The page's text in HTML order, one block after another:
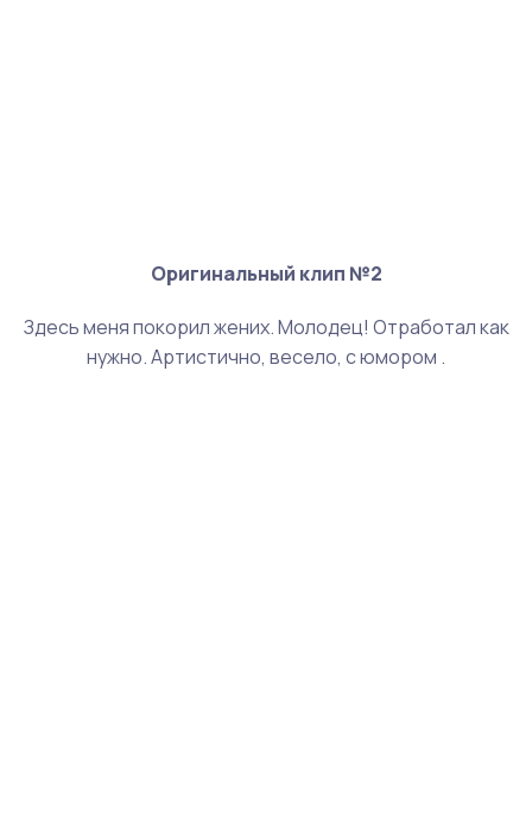
Оригинальный клип №2
Здесь меня покорил жених. Молодец! Отработал как
нужно. Артистично, весело, с юмором .